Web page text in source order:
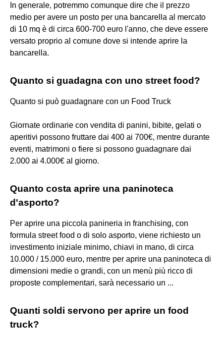
In generale, potremmo comunque dire che il prezzo
medio per avere un posto per una bancarella al mercato
di 10 mq è di circa 600-700 euro l'anno, che deve essere
versato proprio al comune dove si intende aprire la
bancarella.
Quanto si guadagna con uno street food?
Quanto si può guadagnare con un Food Truck
Giornate ordinarie con vendita di panini, bibite, gelati o
aperitivi possono fruttare dai 400 ai 700€, mentre durante
eventi, matrimoni o fiere si possono guadagnare dai
2.000 ai 4.000€ al giorno.
Quanto costa aprire una paninoteca
d'asporto?
Per aprire una piccola panineria in franchising, con
formula street food o di solo asporto, viene richiesto un
investimento iniziale minimo, chiavi in mano, di circa
10.000 / 15.000 euro, mentre per aprire una paninoteca di
dimensioni medie o grandi, con un menù più ricco di
proposte complementari, sarà necessario un ...
Quanti soldi servono per aprire un food
truck?